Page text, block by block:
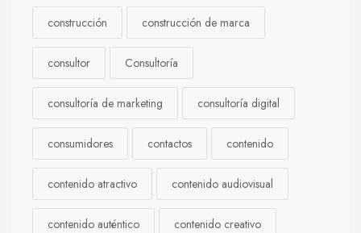
construcción construcción de marca
consultor Consultoría
consultoría de marketing consultoría digital
consumidores contactos contenido
contenido atractivo contenido audiovisual
contenido auténtico contenido creativo